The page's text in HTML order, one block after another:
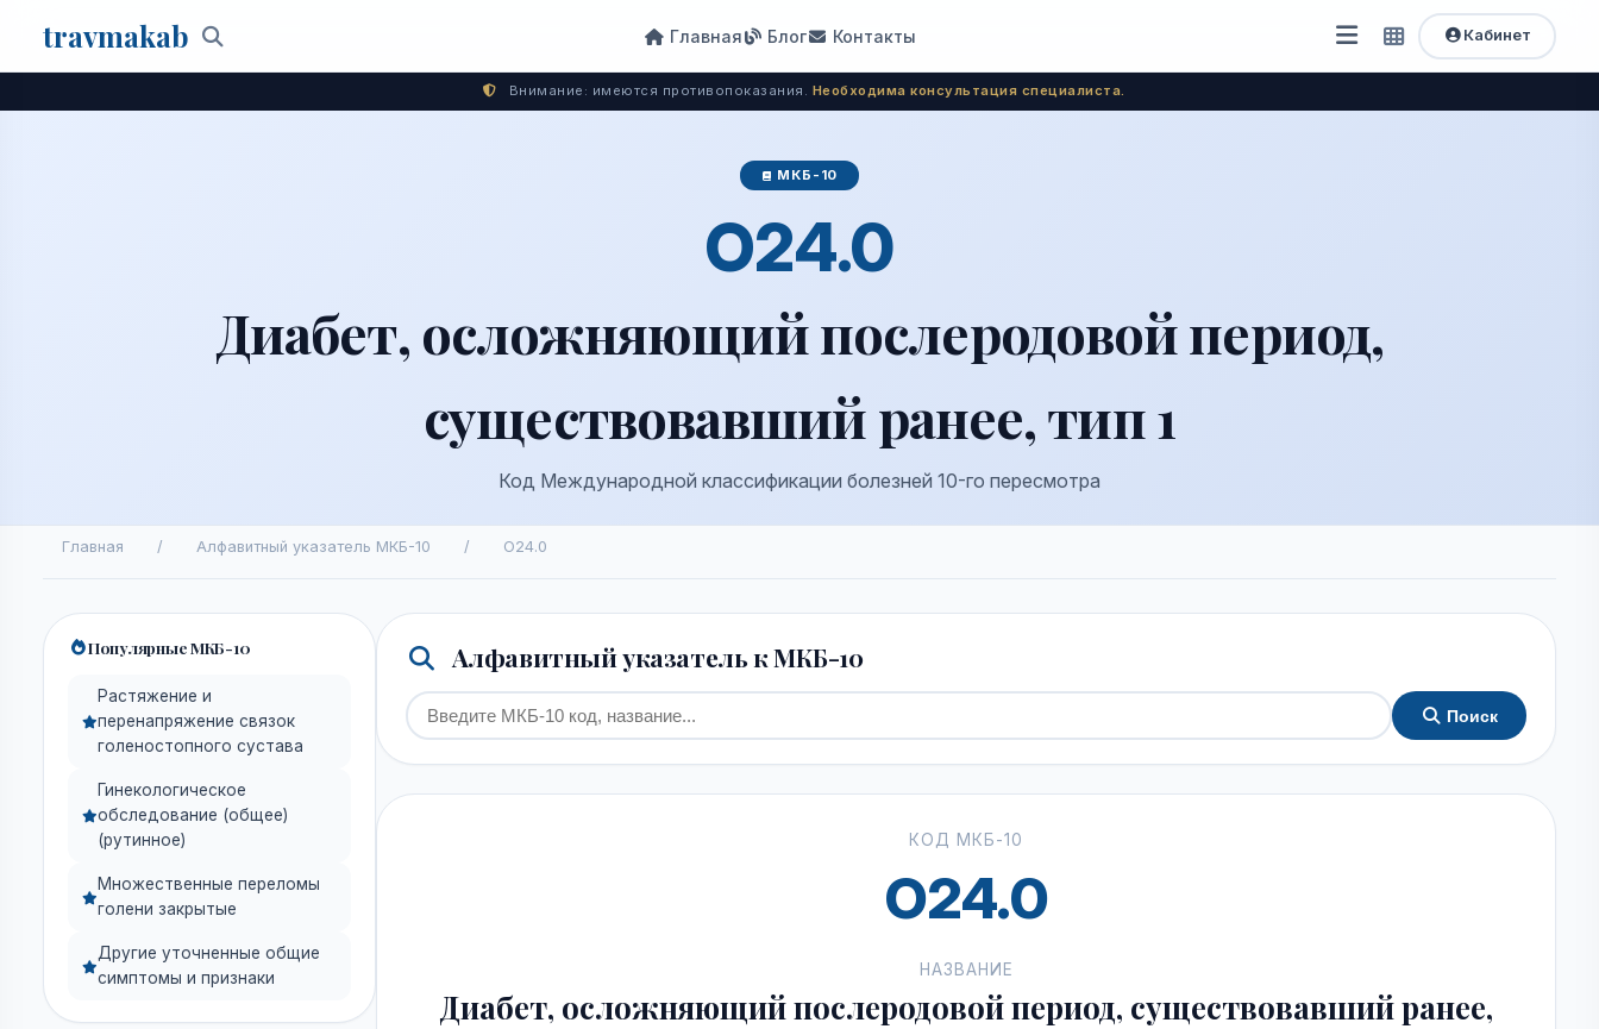
travmakab Поиск
Главная Блог Контакты
Открыть
меню
Быстрый
доступ
Кабинет
Внимание: имеются противопоказания. Необходима консультация специалиста.
МКБ-10
O24.0
Диабет, осложняющий послеродовой период,
существовавший ранее, тип 1
Код Международной классификации болезней 10-го пересмотра
Главная / Алфавитный указатель МКБ-10 / O24.0
Популярные МКБ-10
Растяжение и
перенапряжение связок
голеностопного сустава
Гинекологическое
обследование (общее)
(рутинное)
Множественные переломы
голени закрытые
Другие уточненные общие
симптомы и признаки
Алфавитный указатель к МКБ-10
Поиск
КОД МКБ-10
O24.0
НАЗВАНИЕ
Диабет, осложняющий послеродовой период, существовавший ранее,